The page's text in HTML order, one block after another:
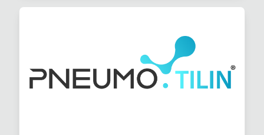
utrzymania mocnych kości i mięśni, a także
wspomaga wchłanianie wapnia dla lepszego
zdrowia kości.